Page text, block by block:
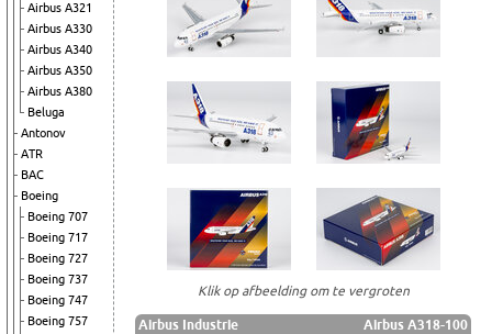
Airbus A321
Airbus A330
Airbus A340
Airbus A350
Airbus A380
Beluga
Antonov
ATR
BAC
Boeing
Boeing 707
Boeing 717
Boeing 727
Boeing 737
Boeing 747
Boeing 757
Klik op afbeelding om te vergroten
Airbus Industrie
Airbus A318-100